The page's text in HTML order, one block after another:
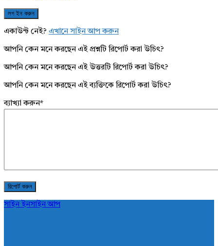
একাউন্ট নেই? এখানে সাইন আপ করুন
আপনি কেন মনে করছেন এই প্রশ্নটি রিপোর্ট করা উচিৎ?
আপনি কেন মনে করছেন এই উত্তরটি রিপোর্ট করা উচিৎ?
আপনি কেন মনে করছেন এই ব্যক্তিকে রিপোর্ট করা উচিৎ?
ব্যাখ্যা করুন*
সাইন ইনসাইন আপ